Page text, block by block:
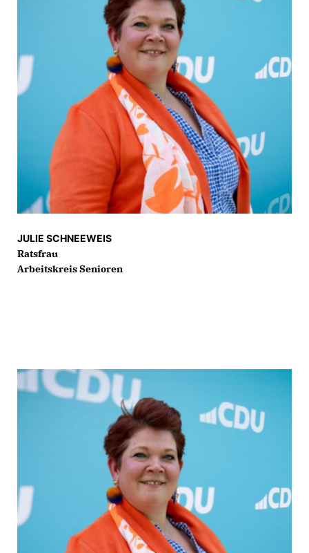
JULIE SCHNEEWEIS
Ratsfrau
Arbeitskreis Senioren